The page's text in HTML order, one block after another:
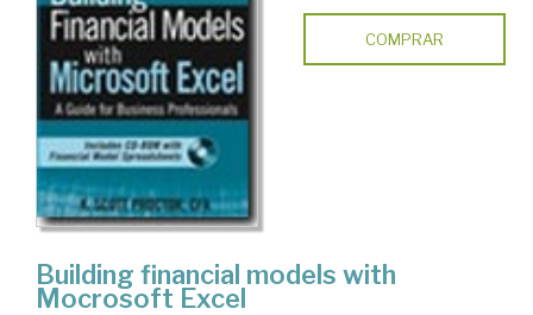
COMPRAR
Building financial models with
Mocrosoft Excel